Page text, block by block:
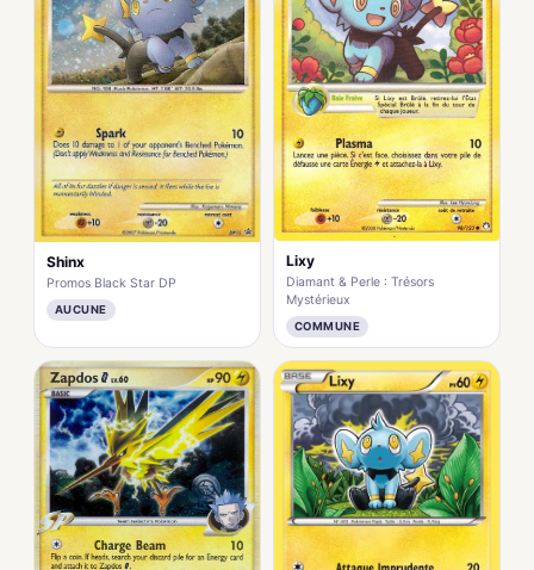
Shinx
Promos Black Star DP
AUCUNE
Lixy
Diamant & Perle : Trésors
Mystérieux
COMMUNE